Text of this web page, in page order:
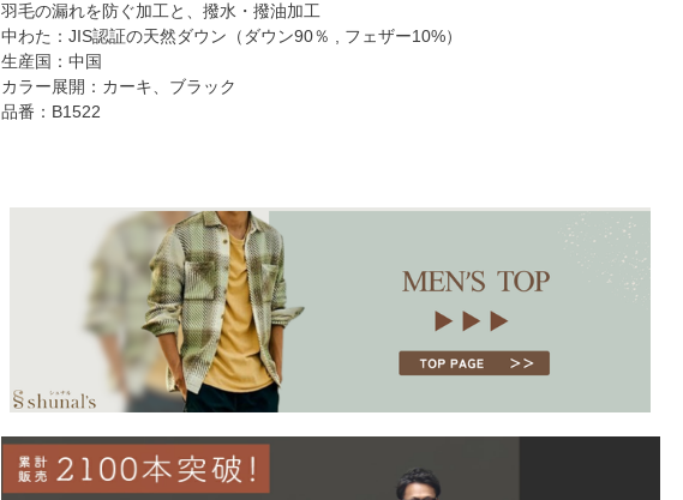
羽毛の漏れを防ぐ加工と、撥水・撥油加工
中わた：JIS認証の天然ダウン（ダウン90％ , フェザー10%）
生産国：中国
カラー展開：カーキ、ブラック
品番：B1522